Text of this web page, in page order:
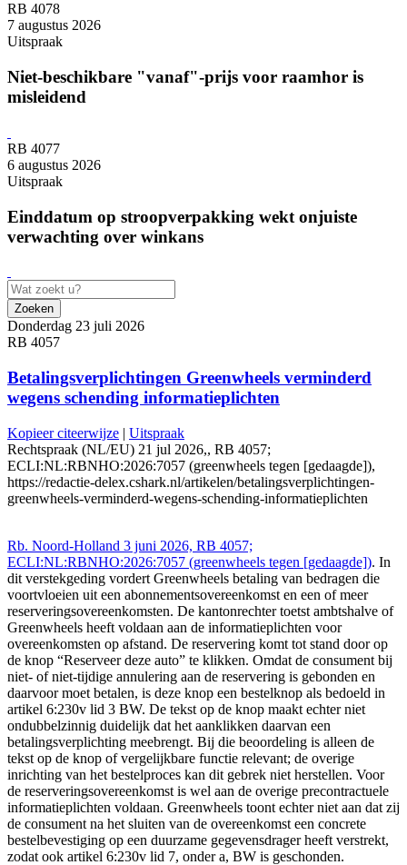
RB 4078
7 augustus 2026
Uitspraak
Niet-beschikbare "vanaf"-prijs voor raamhor is
misleidend
RB 4077
6 augustus 2026
Uitspraak
Einddatum op stroopverpakking wekt onjuiste
verwachting over winkans
Zoeken
Donderdag 23 juli 2026
RB 4057
Betalingsverplichtingen Greenwheels verminderd
wegens schending informatieplichten
Kopieer citeerwijze | Uitspraak
Rechtspraak (NL/EU) 21 jul 2026,, RB 4057;
ECLI:NL:RBNHO:2026:7057 (greenwheels tegen [gedaagde]),
https://redactie-delex.cshark.nl/artikelen/betalingsverplichtingen-
greenwheels-verminderd-wegens-schending-informatieplichten
Rb. Noord-Holland 3 juni 2026, RB 4057;
ECLI:NL:RBNHO:2026:7057 (greenwheels tegen [gedaagde]). In
dit verstekgeding vordert Greenwheels betaling van bedragen die
voortvloeien uit een abonnementsovereenkomst en een of meer
reserveringsovereenkomsten. De kantonrechter toetst ambtshalve of
Greenwheels heeft voldaan aan de informatieplichten voor
overeenkomsten op afstand. De reservering komt tot stand door op
de knop “Reserveer deze auto” te klikken. Omdat de consument bij
niet- of niet-tijdige annulering aan de reservering is gebonden en
daarvoor moet betalen, is deze knop een bestelknop als bedoeld in
artikel 6:230v lid 3 BW. De tekst op de knop maakt echter niet
ondubbelzinnig duidelijk dat het aanklikken daarvan een
betalingsverplichting meebrengt. Bij die beoordeling is alleen de
tekst op de knop of vergelijkbare functie relevant; de overige
inrichting van het bestelproces kan dit gebrek niet herstellen. Voor
de reserveringsovereenkomst is wel aan de overige precontractuele
informatieplichten voldaan. Greenwheels toont echter niet aan dat zij
de consument na het sluiten van de overeenkomst een concrete
bestelbevestiging op een duurzame gegevensdrager heeft verstrekt,
zodat ook artikel 6:230v lid 7, onder a, BW is geschonden.